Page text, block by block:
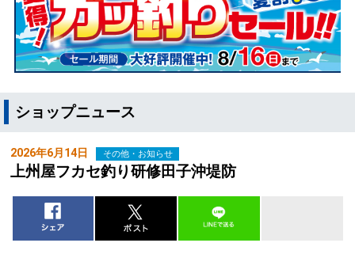
ショップニュース
2026年6月14日 その他・お知らせ
上州屋フカセ釣り研修田子沖堤防